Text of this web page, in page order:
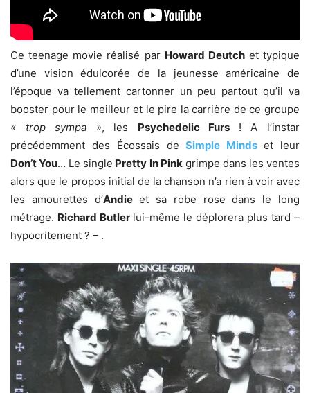
Ce teenage movie réalisé par Howard Deutchet typique
d’une vision édulcorée de la jeunesse américaine de
l’époque va tellement cartonner un peu partout qu’il va
booster pour le meilleur et le pire la carrière de ce groupe
« trop sympa », les Psychedelic Furs ! A l’instar
précédemment des Écossais deSimple Mindset leur
Don’t You… Le single Pretty In Pink grimpe dans les ventes
alors que le propos initial de la chanson n’a rien à voir avec
les amourettes d’Andieet sa robe rose dans le long
métrage. Richard Butler lui-même le déplorera plus tard –
hypocritement ? – .